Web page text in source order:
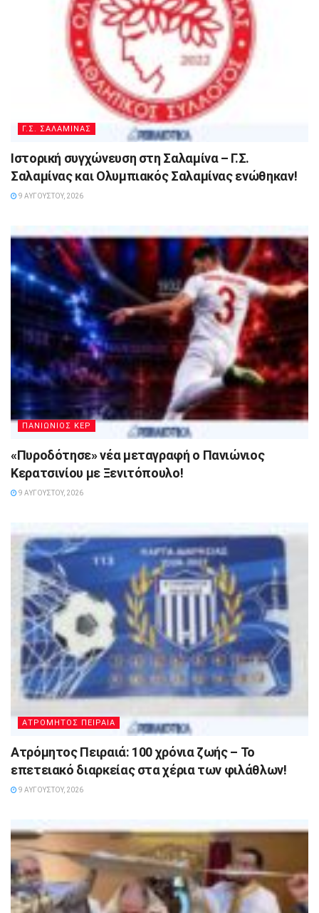
Γ.Σ. ΣΑΛΑΜΙΝΑΣ
Ιστορική συγχώνευση στη Σαλαμίνα – Γ.Σ.
Σαλαμίνας και Ολυμπιακός Σαλαμίνας ενώθηκαν!
9 ΑΥΓΟΎΣΤΟΥ, 2026
ΠΑΝΙΩΝΙΟΣ ΚΕΡ
«Πυροδότησε» νέα μεταγραφή ο Πανιώνιος
Κερατσινίου με Ξενιτόπουλο!
9 ΑΥΓΟΎΣΤΟΥ, 2026
ΑΤΡΟΜΗΤΟΣ ΠΕΙΡΑΙΑ
Ατρόμητος Πειραιά: 100 χρόνια ζωής – Το
επετειακό διαρκείας στα χέρια των φιλάθλων!
9 ΑΥΓΟΎΣΤΟΥ, 2026